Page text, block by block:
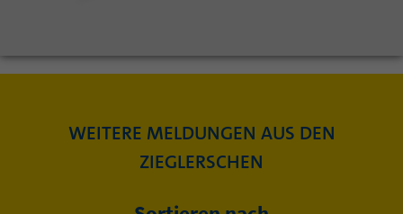
WEITERE MELDUNGEN AUS DEN
ZIEGLERSCHEN